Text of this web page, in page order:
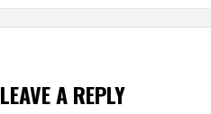
LEAVE A REPLY